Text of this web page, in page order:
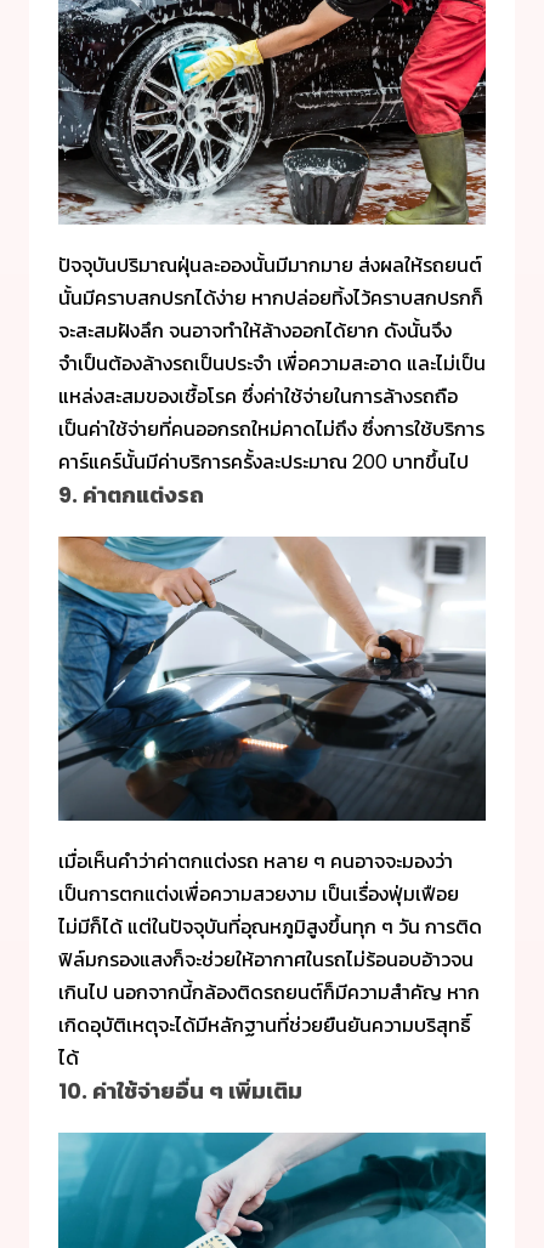
ปัจจุบันปริมาณฝุ่นละอองนั้นมีมากมาย ส่งผลให้รถยนต์
นั้นมีคราบสกปรกได้ง่าย หากปล่อยทิ้งไว้คราบสกปรกก็
จะสะสมฝังลึก จนอาจทำให้ล้างออกได้ยาก ดังนั้นจึง
จำเป็นต้องล้างรถเป็นประจำ เพื่อความสะอาด และไม่เป็น
แหล่งสะสมของเชื้อโรค ซึ่งค่าใช้จ่ายในการล้างรถถือ
เป็นค่าใช้จ่ายที่คนออกรถใหม่คาดไม่ถึง ซึ่งการใช้บริการ
คาร์แคร์นั้นมีค่าบริการครั้งละประมาณ 200 บาทขึ้นไป
9. ค่าตกแต่งรถ
เมื่อเห็นคำว่าค่าตกแต่งรถ หลาย ๆ คนอาจจะมองว่า
เป็นการตกแต่งเพื่อความสวยงาม เป็นเรื่องฟุ่มเฟือย
ไม่มีก็ได้ แต่ในปัจจุบันที่อุณหภูมิสูงขึ้นทุก ๆ วัน การติด
ฟิล์มกรองแสงก็จะช่วยให้อากาศในรถไม่ร้อนอบอ้าวจน
เกินไป นอกจากนี้กล้องติดรถยนต์ก็มีความสำคัญ หาก
เกิดอุบัติเหตุจะได้มีหลักฐานที่ช่วยยืนยันความบริสุทธิ์
ได้
10. ค่าใช้จ่ายอื่น ๆ เพิ่มเติม